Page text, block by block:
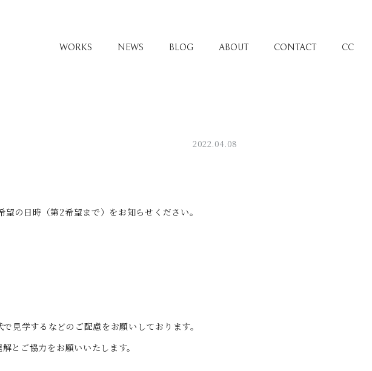
WORKS NEWS BLOG ABOUT CONTACT CC
2022.04.08
望の日時（第2希望まで）をお知らせください。
見学するなどのご配慮をお願いしております。
とご協力をお願いいたします。